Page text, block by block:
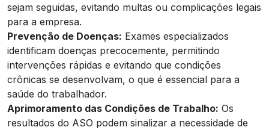
sejam seguidas, evitando multas ou complicações legais
para a empresa.
Prevenção de Doenças: Exames especializados
identificam doenças precocemente, permitindo
intervenções rápidas e evitando que condições
crônicas se desenvolvam, o que é essencial para a
saúde do trabalhador.
Aprimoramento das Condições de Trabalho: Os
resultados do ASO podem sinalizar a necessidade de